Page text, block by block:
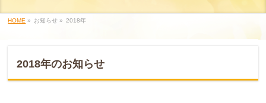
HOME » お知らせ » 2018年
2018年のお知らせ